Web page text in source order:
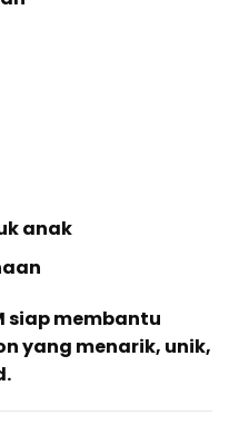
anak
siap membantu
yang menarik, unik,